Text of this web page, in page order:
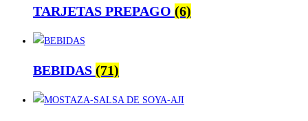
TARJETAS PREPAGO (6)
BEBIDAS (71)